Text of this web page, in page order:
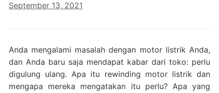
September 13, 2021
Anda mengalami masalah dengan motor listrik Anda,
dan Anda baru saja mendapat kabar dari toko: perlu
digulung ulang. Apa itu rewinding motor listrik dan
mengapa mereka mengatakan itu perlu? Apa yang